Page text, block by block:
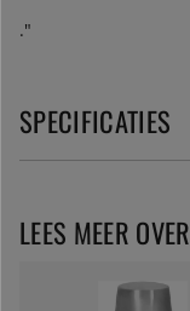
."
SPECIFICATIES
LEES MEER